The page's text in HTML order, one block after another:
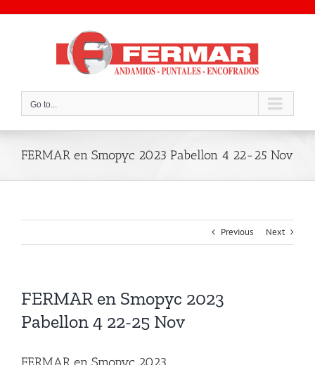
Go to...
FERMAR en Smopyc 2023 Pabellon 4 22-25 Nov
Previous Next
FERMAR en Smopyc 2023
Pabellon 4 22-25 Nov